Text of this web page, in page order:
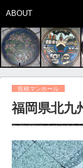
ABOUT
投稿マンホール
福岡県北